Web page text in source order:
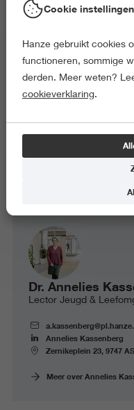
Dr. Annelies
Lector Jeugd &
Annelies Kassenberg
Zernikeplein 23, 9747
Meer over Annelies
Cookie instellingen
Hanze gebruikt cookies
functioneren, sommige
derden. Meer weten?
cookieverklaring.